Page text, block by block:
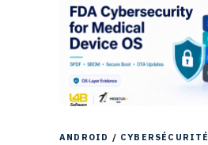
ANDROID / CYBERSÉCURITÉ